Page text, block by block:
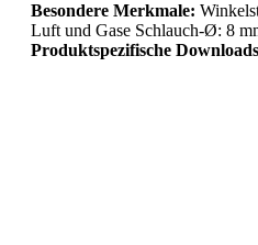
Besondere Merkmale:
Luft und Gase Schlauch-Ø: 8
Produktspezifische